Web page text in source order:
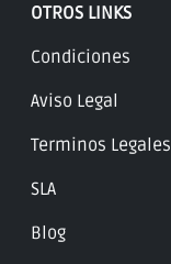
OTROS LINKS
Condiciones
Aviso Legal
Terminos Legales
SLA
Blog